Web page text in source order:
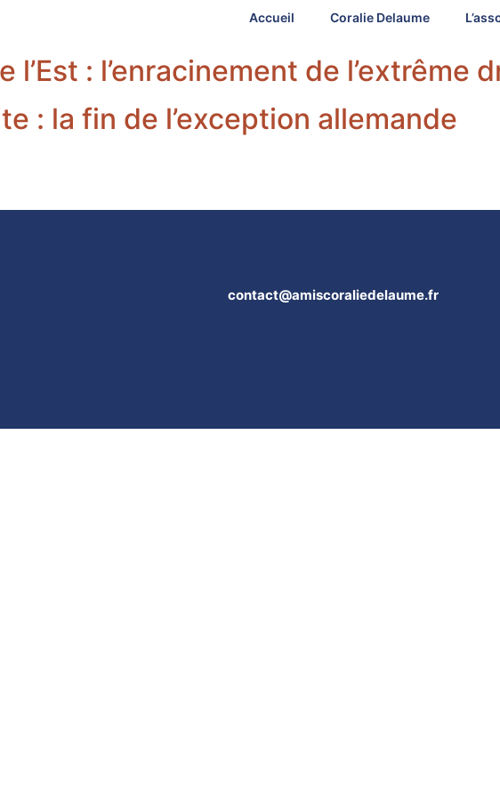
Accueil Coralie Delaume
l’Est : l’enracinement de l’extrême
: la fin de l’exception allemande
contact@amiscoraliedelaume.fr